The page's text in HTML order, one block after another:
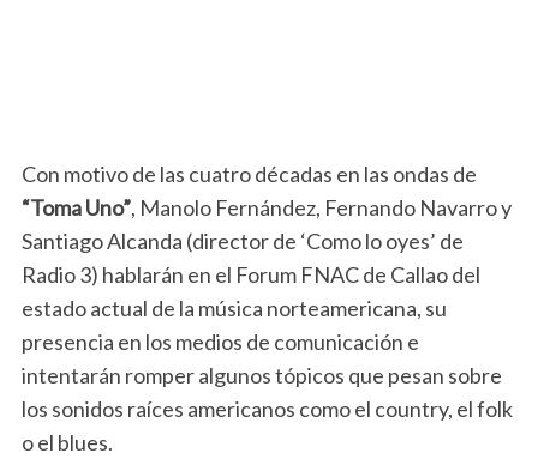
Con motivo de las cuatro décadas en las ondas de
“Toma Uno”, Manolo Fernández, Fernando Navarro y
Santiago Alcanda (director de ‘Como lo oyes’ de
Radio 3) hablarán en el Forum FNAC de Callao del
estado actual de la música norteamericana, su
presencia en los medios de comunicación e
intentarán romper algunos tópicos que pesan sobre
los sonidos raíces americanos como el country, el folk
o el blues.